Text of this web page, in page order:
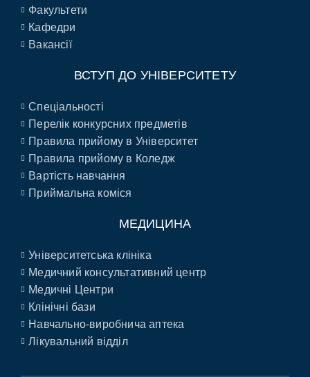
Факультети
Кафедри
Вакансії
ВСТУП ДО УНІВЕРСИТЕТУ
Спеціальності
Перелік конкурсних предметів
Правила прийому в Університет
Правила прийому в Коледж
Вартість навчання
Приймальна коміся
МЕДИЦИНА
Університетська клініка
Медичний консультативний центр
Медичні Центри
Клінічні бази
Навчально-виробнича аптека
Лікувальний відділ